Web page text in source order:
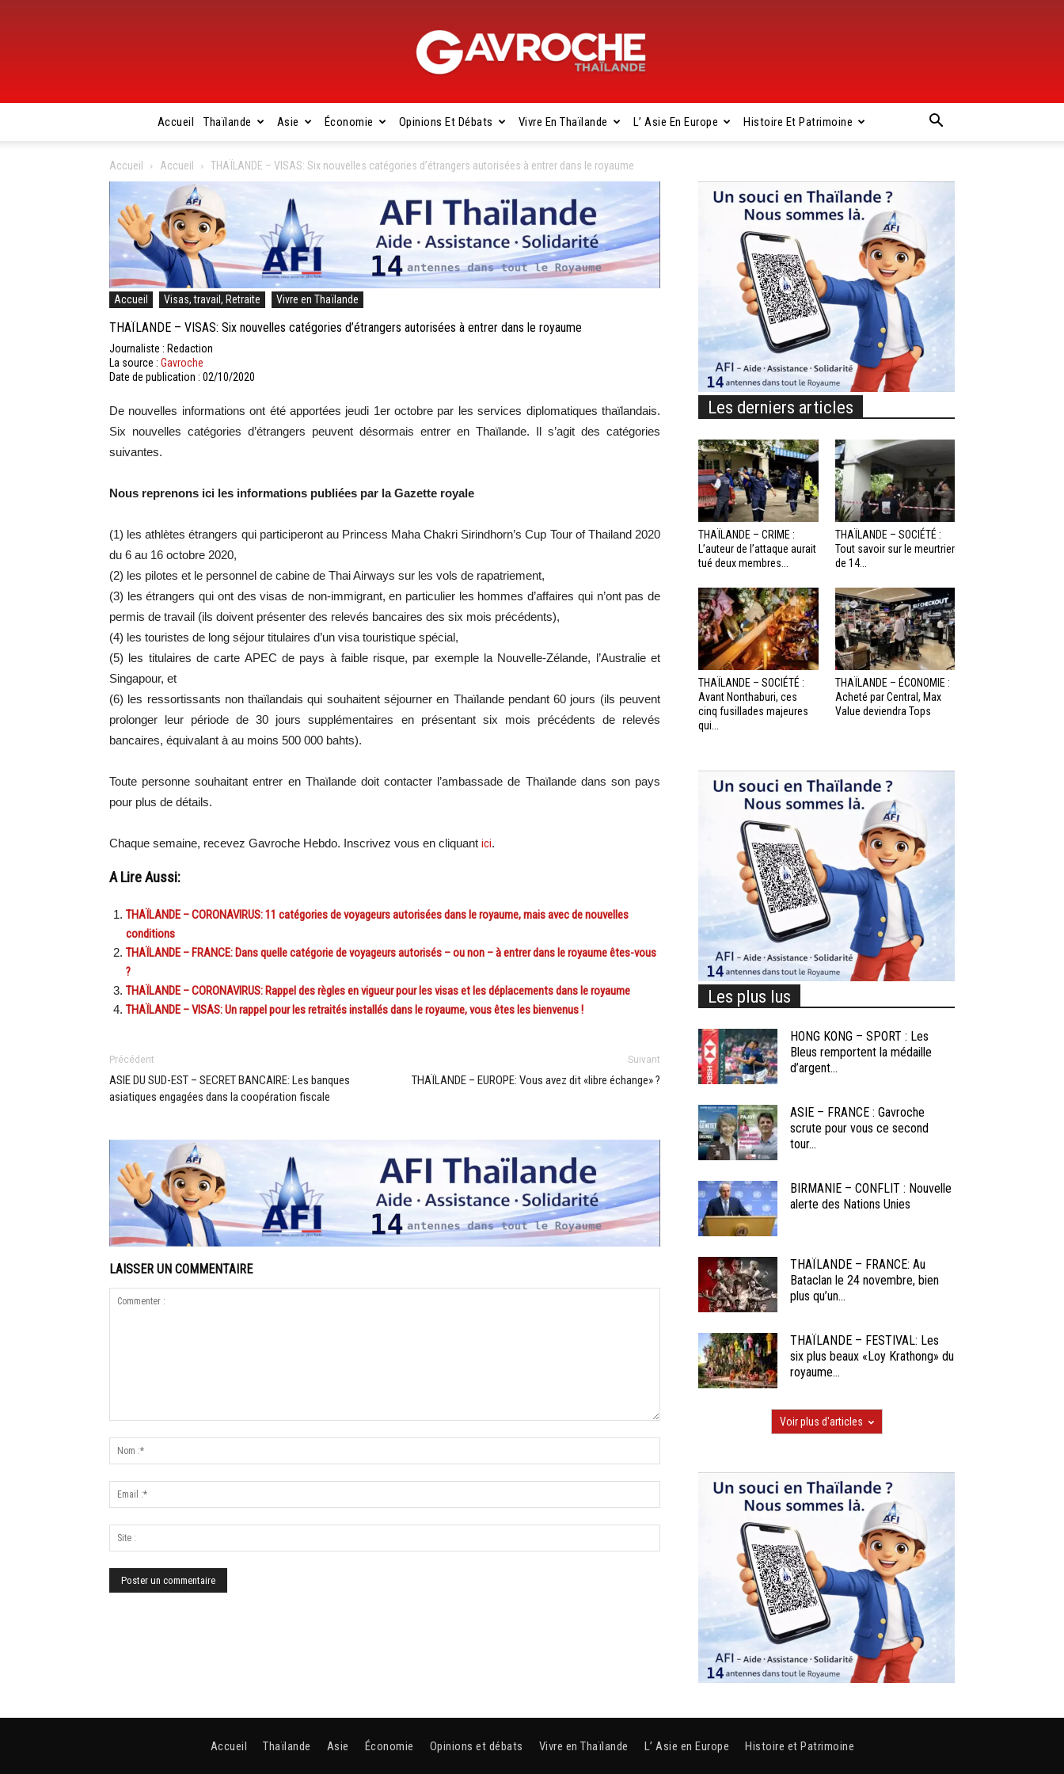
Gavroche
Thaïlande
Accueil Thaïlande Asie Économie Opinions Et Débats Vivre En Thaïlande L’ Asie En Europe Histoire Et Patrimoine
Accueil Accueil THAÏLANDE – VISAS: Six nouvelles catégories d’étrangers autorisées à entrer dans le royaume
Accueil Visas, travail, Retraite Vivre en Thaïlande
THAÏLANDE – VISAS: Six nouvelles catégories d’étrangers autorisées à entrer dans le royaume
Journaliste : Redaction
La source : Gavroche
Date de publication : 02/10/2020
De nouvelles informations ont été apportées jeudi 1er octobre par les services diplomatiques thaïlandais.
Six nouvelles catégories d’étrangers peuvent désormais entrer en Thaïlande. Il s’agit des catégories
suivantes.
Nous reprenons ici les informations publiées par la Gazette royale
(1) les athlètes étrangers qui participeront au Princess Maha Chakri Sirindhorn’s Cup Tour of Thailand 2020
du 6 au 16 octobre 2020,
(2) les pilotes et le personnel de cabine de Thai Airways sur les vols de rapatriement,
(3) les étrangers qui ont des visas de non-immigrant, en particulier les hommes d’affaires qui n’ont pas de
permis de travail (ils doivent présenter des relevés bancaires des six mois précédents),
(4) les touristes de long séjour titulaires d’un visa touristique spécial,
(5) les titulaires de carte APEC de pays à faible risque, par exemple la Nouvelle-Zélande, l’Australie et
Singapour, et
(6) les ressortissants non thaïlandais qui souhaitent séjourner en Thaïlande pendant 60 jours (ils peuvent
prolonger leur période de 30 jours supplémentaires en présentant six mois précédents de relevés
bancaires, équivalant à au moins 500 000 bahts).
Toute personne souhaitant entrer en Thaïlande doit contacter l’ambassade de Thaïlande dans son pays
pour plus de détails.
Chaque semaine, recevez Gavroche Hebdo. Inscrivez vous en cliquant ici.
A Lire Aussi:
THAÏLANDE – CORONAVIRUS: 11 catégories de voyageurs autorisées dans le royaume, mais avec de nouvelles
conditions
THAÏLANDE – FRANCE: Dans quelle catégorie de voyageurs autorisés – ou non – à entrer dans le royaume êtes-vous
?
THAÏLANDE – CORONAVIRUS: Rappel des règles en vigueur pour les visas et les déplacements dans le royaume
THAÏLANDE – VISAS: Un rappel pour les retraités installés dans le royaume, vous êtes les bienvenus !
Précédent
ASIE DU SUD-EST – SECRET BANCAIRE: Les banques
asiatiques engagées dans la coopération fiscale
Suivant
THAÏLANDE – EUROPE: Vous avez dit «libre échange» ?
LAISSER UN COMMENTAIRE
Les derniers articles
THAÏLANDE – CRIME :
L’auteur de l’attaque aurait
tué deux membres...
THAÏLANDE – SOCIÉTÉ :
Tout savoir sur le meurtrier
de 14...
THAÏLANDE – SOCIÉTÉ :
Avant Nonthaburi, ces
cinq fusillades majeures
qui...
THAÏLANDE – ÉCONOMIE :
Acheté par Central, Max
Value deviendra Tops
Les plus lus
HONG KONG – SPORT : Les
Bleus remportent la médaille
d’argent...
ASIE – FRANCE : Gavroche
scrute pour vous ce second
tour...
BIRMANIE – CONFLIT : Nouvelle
alerte des Nations Unies
THAÏLANDE – FRANCE: Au
Bataclan le 24 novembre, bien
plus qu’un...
THAÏLANDE – FESTIVAL: Les
six plus beaux «Loy Krathong» du
royaume...
Voir plus d'articles
Accueil Thaïlande Asie Économie Opinions et débats Vivre en Thaïlande L’ Asie en Europe Histoire et Patrimoine